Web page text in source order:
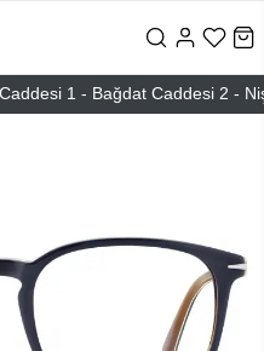
1 - Bağdat Caddesi 2 -